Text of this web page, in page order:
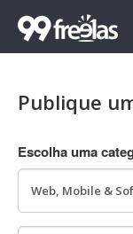
Publique
Escolha uma